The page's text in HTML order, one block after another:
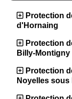
Protection
d'Hornaing
Protection
Billy-Montigny
Protection
Noyelles sous